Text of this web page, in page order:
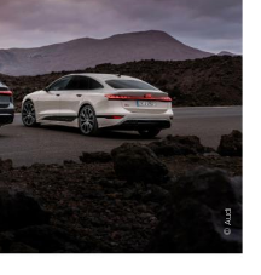
Audi